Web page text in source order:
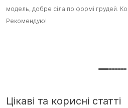
модель, добре сіла по формі грудей.
Рекомендую!
модель, добре сіла по формі грудей.
Рекомендую! :)
Цікаві та корисні статті